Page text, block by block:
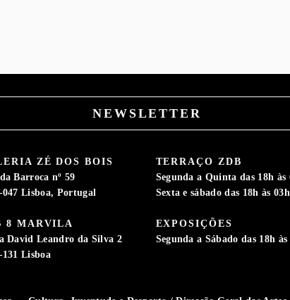
NEWSLETTER
ZÉ DOS BOIS
Barroca nº 59
047 Lisboa, Portugal
8 MARVILA
David Leandro da Silva 2
131 Lisboa
TERRAÇO ZDB
Segunda a Quinta das 18h às
Sexta e sábado das 18h às 03h
EXPOSIÇÕES
Segunda a Sábado das 18h às